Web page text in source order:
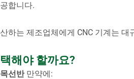
합니다.
하는 제조업체에게 CNC 기계는
해야 할까요?
선반만약에: